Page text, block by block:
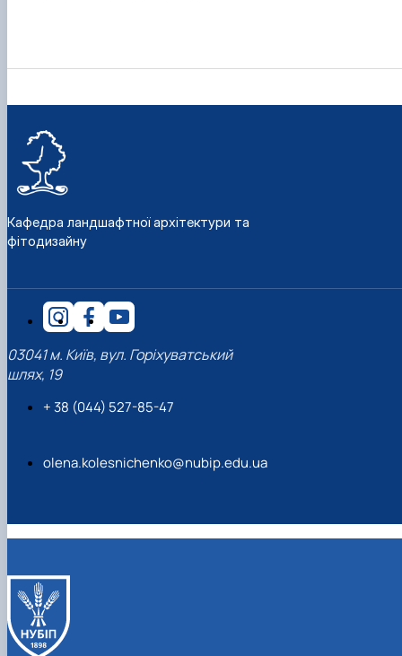
Кафедра ландшафтної архітектури та
фітодизайну
03041 м. Київ, вул. Горіхуватський
шлях, 19
+ 38 (044) 527-85-47
olena.kolesnichenko@nubip.edu.ua